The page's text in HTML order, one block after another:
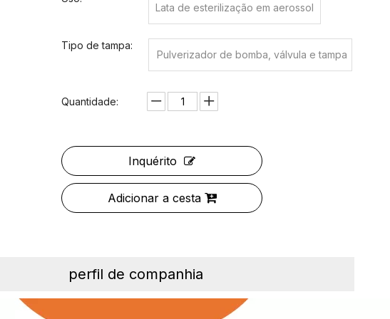
Lata de esterilização em aerossol
Tipo de tampa:
Pulverizador de bomba, válvula e tampa
Quantidade:
Inquérito
Adicionar a cesta
perfil de companhia